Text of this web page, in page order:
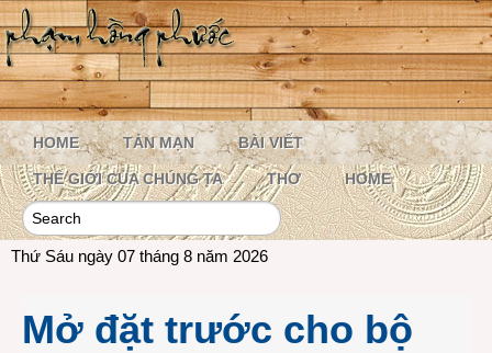
HOME TẢN MẠN BÀI VIẾT
THẾ GIỚI CỦA CHÚNG TA THƠ HOME
Thứ Sáu ngày 07 tháng 8 năm 2026
Mở đặt trước cho bộ